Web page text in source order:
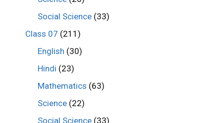
Social Science (33)
Class 07 (211)
English (30)
Hindi (23)
Mathematics (63)
Science (22)
Social Science (33)